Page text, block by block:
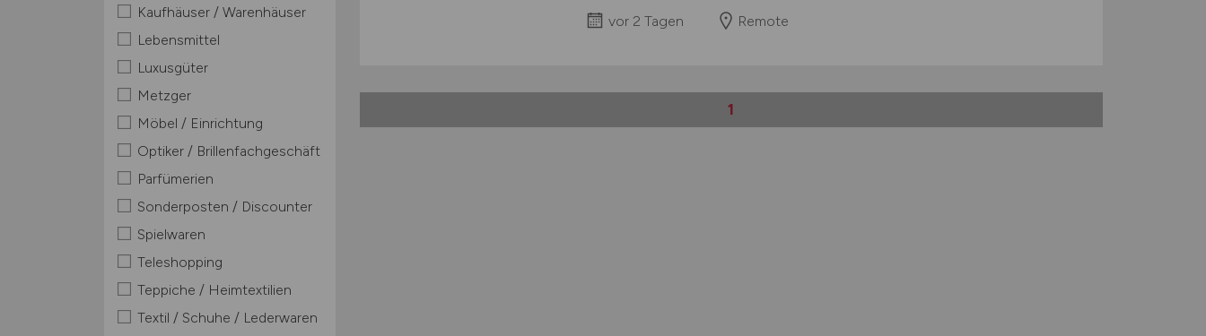
Kaufhäuser / Warenhäuser
Lebensmittel
Luxusgüter
Metzger
Möbel / Einrichtung
Optiker / Brillenfachgeschäft
Parfümerien
Sonderposten / Discounter
Spielwaren
Teleshopping
Teppiche / Heimtextilien
Textil / Schuhe / Lederwaren
vor 2 Tagen Remote
1